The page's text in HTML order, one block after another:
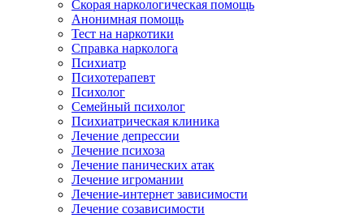
Скорая наркологическая помощь
Анонимная помощь
Тест на наркотики
Справка нарколога
Психиатр
Психотерапевт
Психолог
Семейный психолог
Психиатрическая клиника
Лечение депрессии
Лечение психоза
Лечение панических атак
Лечение игромании
Лечение-интернет зависимости
Лечение созависимости